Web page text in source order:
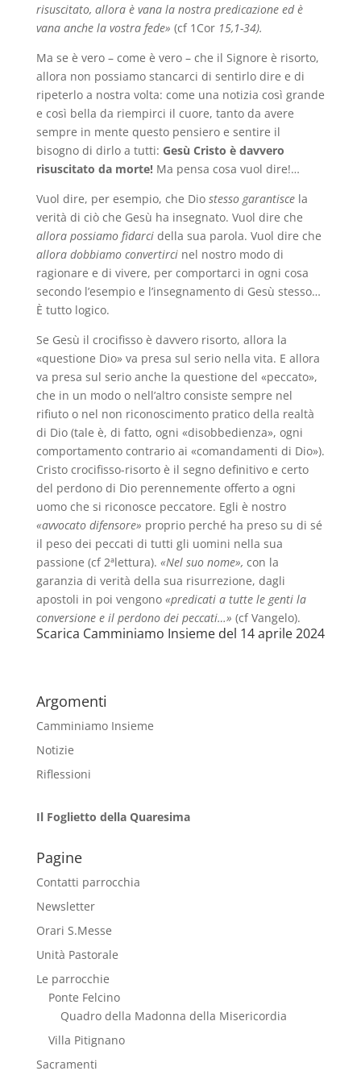
risuscitato, allora è vana la nostra predicazione ed è
vana anche la vostra fede» (cf 1Cor 15,1-34).
Ma se è vero – come è vero – che il Signore è risorto,
allora non possiamo stancarci di sentirlo dire e di
ripeterlo a nostra volta: come una notizia così grande
e così bella da riempirci il cuore, tanto da avere
sempre in mente questo pensiero e sentire il
bisogno di dirlo a tutti: Gesù Cristo è davvero
risuscitato da morte!Ma pensa cosa vuol dire!…
Vuol dire, per esempio, che Dio stesso garantisce la
verità di ciò che Gesù ha insegnato. Vuol dire che
allora possiamo fidarci della sua parola. Vuol dire che
allora dobbiamo convertirci nel nostro modo di
ragionare e di vivere, per comportarci in ogni cosa
secondo l’esempio e l’insegnamento di Gesù stesso…
È tutto logico.
Se Gesù il crocifisso è davvero risorto, allora la
«questione Dio» va presa sul serio nella vita. E allora
va presa sul serio anche la questione del «peccato»,
che in un modo o nell’altro consiste sempre nel
rifiuto o nel non riconoscimento pratico della realtà
di Dio (tale è, di fatto, ogni «disobbedienza», ogni
comportamento contrario ai «comandamenti di Dio»).
Cristo crocifisso-risorto è il segno definitivo e certo
del perdono di Dio perennemente offerto a ogni
uomo che si riconosce peccatore. Egli è nostro
«avvocato difensore» proprio perché ha preso su di sé
il peso dei peccati di tutti gli uomini nella sua
passione (cf 2ªlettura). «Nel suo nome», con la
garanzia di verità della sua risurrezione, dagli
apostoli in poi vengono «predicati a tutte le genti la
conversione e il perdono dei peccati…» (cf Vangelo).
Scarica Camminiamo Insieme del 14 aprile 2024
Argomenti
Camminiamo Insieme
Notizie
Riflessioni
Il Foglietto della Quaresima
Pagine
Contatti parrocchia
Newsletter
Orari S.Messe
Unità Pastorale
Le parrocchie
Ponte Felcino
Quadro della Madonna della Misericordia
Villa Pitignano
Sacramenti